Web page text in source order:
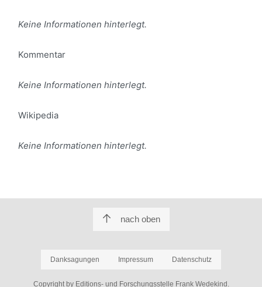
Keine Informationen hinterlegt.
Kommentar
Keine Informationen hinterlegt.
Wikipedia
Keine Informationen hinterlegt.
nach oben
Danksagungen Impressum Datenschutz
Copyright by Editions- und Forschungsstelle Frank Wedekind.